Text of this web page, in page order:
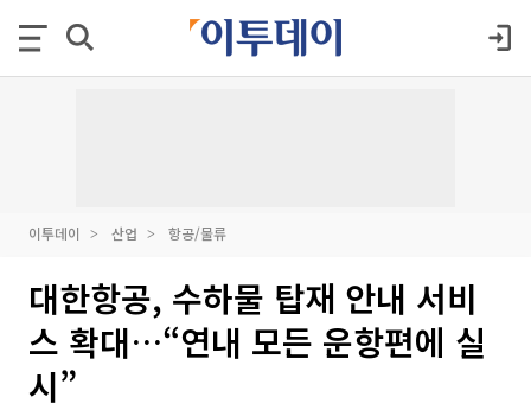
이투데이 산업 항공/물류
대한항공, 수하물 탑재 안내 서비
스 확대…“연내 모든 운항편에 실
시”